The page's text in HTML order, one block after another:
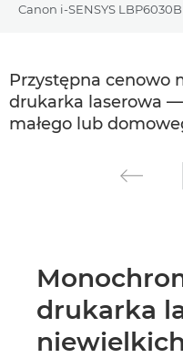
Canon i-SENSYS LBP6030B
Dane techniczne
Przystępna cenowo
drukarka laserowa
małego lub
drukarka